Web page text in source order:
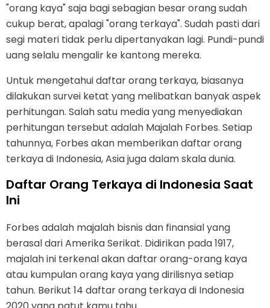
"orang kaya" saja bagi sebagian besar orang sudah
cukup berat, apalagi "orang terkaya". Sudah pasti dari
segi materi tidak perlu dipertanyakan lagi. Pundi-pundi
uang selalu mengalir ke kantong mereka.
Untuk mengetahui daftar orang terkaya, biasanya
dilakukan survei ketat yang melibatkan banyak aspek
perhitungan. Salah satu media yang menyediakan
perhitungan tersebut adalah Majalah Forbes. Setiap
tahunnya, Forbes akan memberikan daftar orang
terkaya di Indonesia, Asia juga dalam skala dunia.
Daftar Orang Terkaya di Indonesia Saat
Ini
Forbes adalah majalah bisnis dan finansial yang
berasal dari Amerika Serikat. Didirikan pada 1917,
majalah ini terkenal akan daftar orang-orang kaya
atau kumpulan orang kaya yang dirilisnya setiap
tahun. Berikut 14 daftar orang terkaya di Indonesia